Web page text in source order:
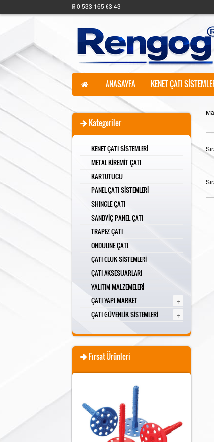
0 533 165 63 43
ANASAYFA KENET ÇATI
Kategoriler
KENET ÇATI SİSTEMLERİ
METAL KİREMİT ÇATI
KARTUTUCU
PANEL ÇATI SİSTEMLERİ
SHINGLE ÇATI
SANDVİÇ PANEL ÇATI
TRAPEZ ÇATI
ONDULINE ÇATI
ÇATI OLUK SİSTEMLERİ
ÇATI AKSESUARLARI
YALITIM MALZEMELERİ
ÇATI YAPI MARKET
+
ÇATI GÜVENLİK SİSTEMLERİ +
Fırsat Ürünleri